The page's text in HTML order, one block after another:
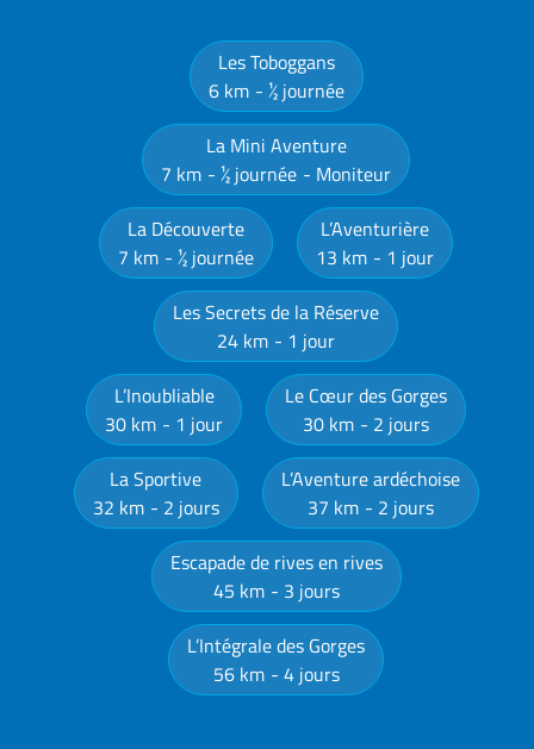
Les Toboggans
6 km
½ journée
La Mini Aventure
7 km
½ journée
Moniteur
La Découverte
7 km
½ journée
L’Aventurière
13 km
1 jour
Les Secrets de la Réserve
24 km
1 jour
L’Inoubliable
30 km
1 jour
Le Cœur des Gorges
30 km
2 jours
La Sportive
32 km
2 jours
L’Aventure ardéchoise
37 km
2 jours
Escapade de rives en rives
45 km
3 jours
L’Intégrale des Gorges
56 km
4 jours